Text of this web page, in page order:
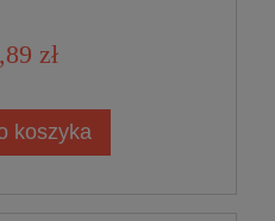
zł
koszyka